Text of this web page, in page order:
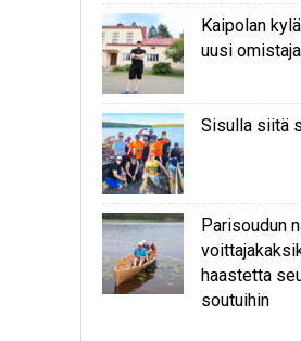
Kaipolan
uusi omistaja
Sisulla siitä
Parisoudun
haastetta
soutuihin